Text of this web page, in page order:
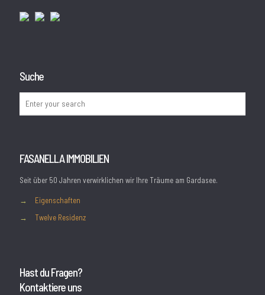
Suche
FASANELLA IMMOBILIEN
Seit über 50 Jahren verwirklichen wir Ihre Träume am Gardasee.
→
Eigenschaften
→
Twelve Residenz
Hast du Fragen?
Kontaktiere uns